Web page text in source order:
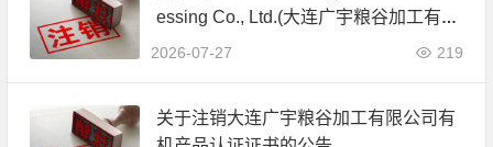
essing Co., Ltd.(大连广宇粮谷加工有限
公司)JAS有机产品认证证书的公告
2026-07-27 219
关于注销大连广宇粮谷加工有限公司有